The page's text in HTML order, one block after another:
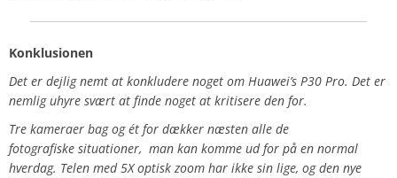
Konklusionen
Det er dejlig nemt at konkludere noget om Huawei’s P30 Pro. Det er
nemlig uhyre svært at finde noget at kritisere den for.
Tre kameraer bag og ét for dækker næsten alle de
fotografiske situationer, man kan komme ud for på en normal
hverdag. Telen med 5X optisk zoom har ikke sin lige, og den nye